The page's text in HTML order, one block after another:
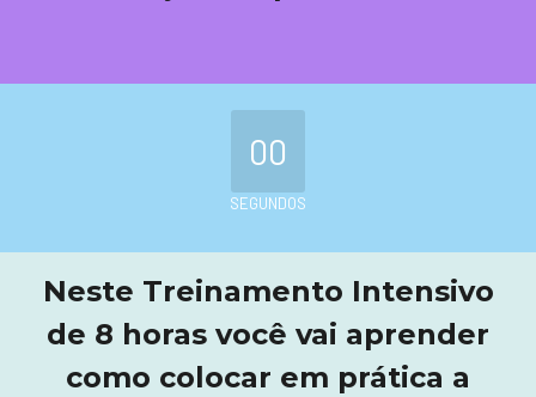
00
SEGUNDOS
Neste Treinamento Intensivo
de 8 horas você vai aprender
como colocar em prática a